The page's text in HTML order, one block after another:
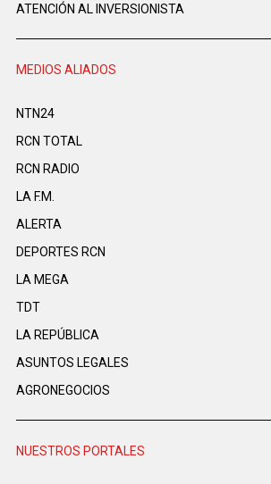
ATENCIÓN AL INVERSIONISTA
MEDIOS ALIADOS
NTN24
RCN TOTAL
RCN RADIO
LA F.M.
ALERTA
DEPORTES RCN
LA MEGA
TDT
LA REPÚBLICA
ASUNTOS LEGALES
AGRONEGOCIOS
NUESTROS PORTALES